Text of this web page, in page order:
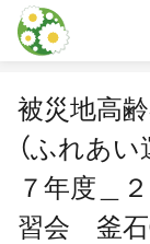
本文に飛ぶ
被災地高
（ふれあ
７年度＿
習会 釜